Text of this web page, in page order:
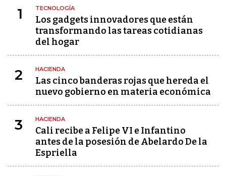
1 TECNOLOGÍA
Los gadgets innovadores que están
transformando las tareas cotidianas
del hogar
2 HACIENDA
Las cinco banderas rojas que hereda el
nuevo gobierno en materia económica
3 HACIENDA
Cali recibe a Felipe VI e Infantino
antes de la posesión de Abelardo De la
Espriella